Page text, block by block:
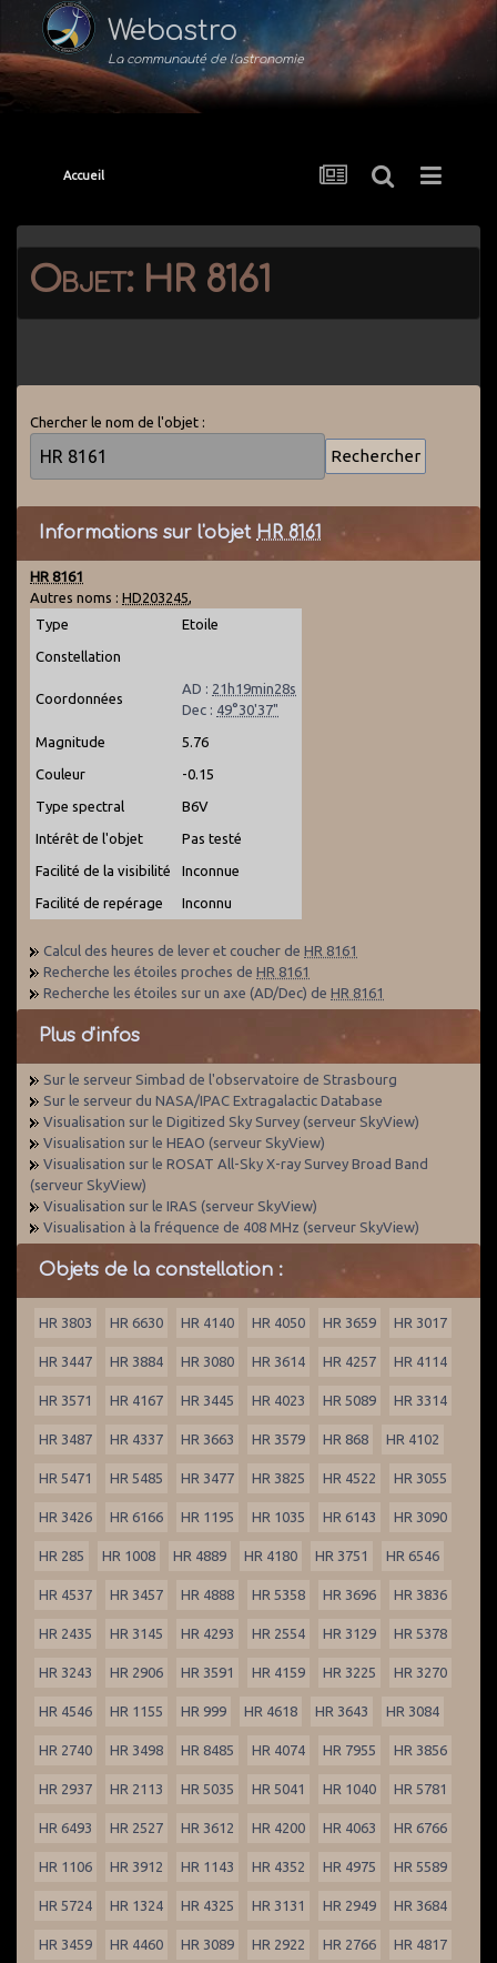
Webastro
La communauté de l'astronomie
Accueil
Objet: HR 8161
Chercher le nom de l'objet :
Informations sur l'objet HR 8161
HR 8161
Autres noms : HD203245,
Type
Etoile
Constellation
Coordonnées
AD : 21h19min28s
Dec : 49°30'37"
Magnitude 5.76
Couleur -0.15
Type spectral B6V
Intérêt de l'objet Pas testé
Facilité de la visibilité Inconnue
Facilité de repérage Inconnu
Calcul des heures de lever et coucher de HR 8161
Recherche les étoiles proches de HR 8161
Recherche les étoiles sur un axe (AD/Dec) de HR 8161
Plus d'infos
Sur le serveur Simbad de l'observatoire de Strasbourg
Sur le serveur du NASA/IPAC Extragalactic Database
Visualisation sur le Digitized Sky Survey (serveur SkyView)
Visualisation sur le HEAO (serveur SkyView)
Visualisation sur le ROSAT All-Sky X-ray Survey Broad Band
(serveur SkyView)
Visualisation sur le IRAS (serveur SkyView)
Visualisation à la fréquence de 408 MHz (serveur SkyView)
Objets de la constellation :
HR 3803 HR 6630 HR 4140 HR 4050 HR 3659 HR 3017
HR 3447 HR 3884 HR 3080 HR 3614 HR 4257 HR 4114
HR 3571 HR 4167 HR 3445 HR 4023 HR 5089 HR 3314
HR 3487 HR 4337 HR 3663 HR 3579 HR 868 HR 4102
HR 5471 HR 5485 HR 3477 HR 3825 HR 4522 HR 3055
HR 3426 HR 6166 HR 1195 HR 1035 HR 6143 HR 3090
HR 285 HR 1008 HR 4889 HR 4180 HR 3751 HR 6546
HR 4537 HR 3457 HR 4888 HR 5358 HR 3696 HR 3836
HR 2435 HR 3145 HR 4293 HR 2554 HR 3129 HR 5378
HR 3243 HR 2906 HR 3591 HR 4159 HR 3225 HR 3270
HR 4546 HR 1155 HR 999 HR 4618 HR 3643 HR 3084
HR 2740 HR 3498 HR 8485 HR 4074 HR 7955 HR 3856
HR 2937 HR 2113 HR 5035 HR 5041 HR 1040 HR 5781
HR 6493 HR 2527 HR 3612 HR 4200 HR 4063 HR 6766
HR 1106 HR 3912 HR 1143 HR 4352 HR 4975 HR 5589
HR 5724 HR 1324 HR 4325 HR 3131 HR 2949 HR 3684
HR 3459 HR 4460 HR 3089 HR 2922 HR 2766 HR 4817